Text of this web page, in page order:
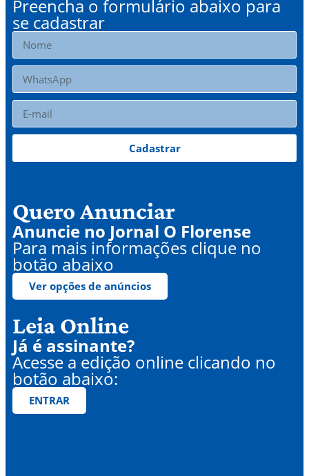
Preencha o formulário abaixo para
se cadastrar
Cadastrar
Quero Anunciar
Anuncie no Jornal O Florense
Para mais informações clique no
botão abaixo
Ver opções de anúncios
Leia Online
Já é assinante?
Acesse a edição online clicando no
botão abaixo:
ENTRAR